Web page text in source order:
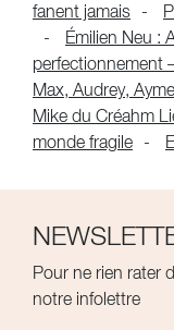
fanent jamais
Émilien Neu :
perfectionnement
Max, Audrey,
Mike du Créahm
monde fragile
Pour ne rien rater
notre infolettre